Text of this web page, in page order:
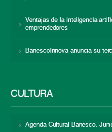
Ventajas de la inteligencia
emprendedores
BanescoInnova anuncia su
CULTURA
Agenda Cultural Banesco.